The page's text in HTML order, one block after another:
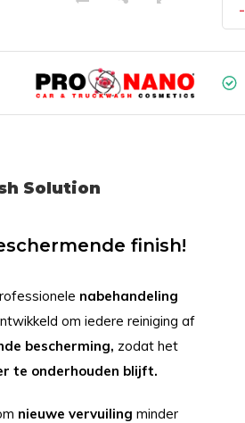
-
Solution
finish!
nabehandeling
om iedere reiniging af
bescherming, zodat het
te onderhouden blijft.
nieuwe vervuiling minder